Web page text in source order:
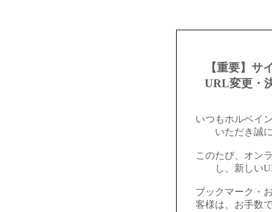
【重要】サ
URL変更・
いつもホルベイ
いただき誠
このたび、オン
し、新しい
ブックマーク・
客様は、お手数